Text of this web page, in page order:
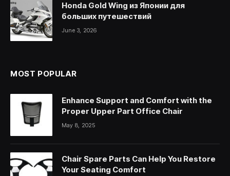
Honda Gold Wing из Японии для
больших путешествий
June 3, 2026
MOST POPULAR
Enhance Support and Comfort with the
Proper Upper Part Office Chair
May 8, 2025
Chair Spare Parts Can Help You Restore
Your Seating Comfort